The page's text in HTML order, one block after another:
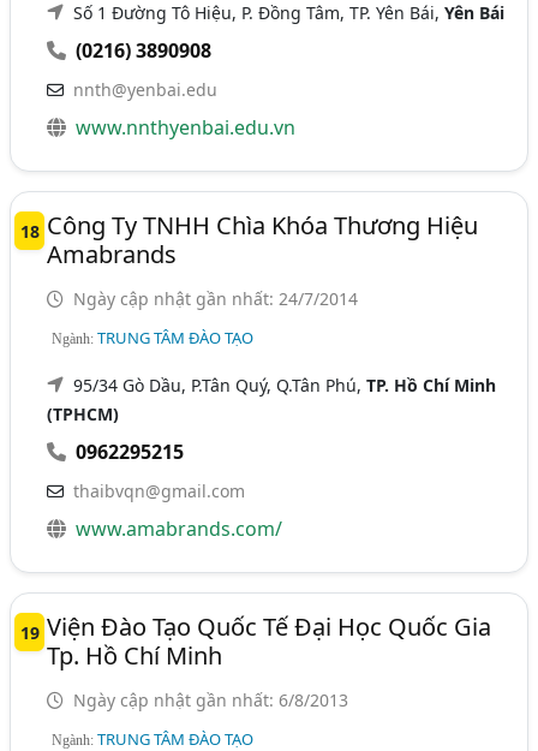
Số 1 Đường Tô Hiệu, P. Đồng Tâm, TP. Yên Bái,Yên Bái
(0216) 3890908
nnth@yenbai.edu
www.nnthyenbai.edu.vn
18 Công Ty TNHH Chìa Khóa Thương Hiệu
Amabrands
Ngày cập nhật gần nhất: 24/7/2014
Ngành:TRUNG TÂM ĐÀO TẠO
95/34 Gò Dầu, P.Tân Quý, Q.Tân Phú,TP. Hồ Chí Minh
(TPHCM)
0962295215
thaibvqn@gmail.com
www.amabrands.com/
19 Viện Đào Tạo Quốc Tế Đại Học Quốc Gia
Tp. Hồ Chí Minh
Ngày cập nhật gần nhất: 6/8/2013
Ngành:TRUNG TÂM ĐÀO TẠO